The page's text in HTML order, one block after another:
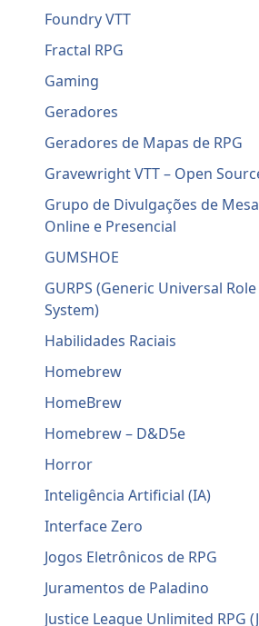
Foundry VTT
Fractal RPG
Gaming
Geradores
Geradores de Mapas de RPG
Gravewright VTT – Open
Grupo de Divulgações de
Online e Presencial
GUMSHOE
GURPS (Generic Universal
System)
Habilidades Raciais
Homebrew
HomeBrew
Homebrew – D&D5e
Horror
Inteligência Artificial (IA)
Interface Zero
Jogos Eletrônicos de RPG
Juramentos de Paladino
Justice League Unlimited RPG